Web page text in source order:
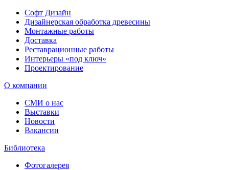
Софт Дизайн
Дизайнерская обработка древесины
Монтажные работы
Доставка
Реставрационные работы
Интерьеры «под ключ»
Проектирование
О компании
СМИ о нас
Выставки
Новости
Вакансии
Библиотека
Фотогалерея